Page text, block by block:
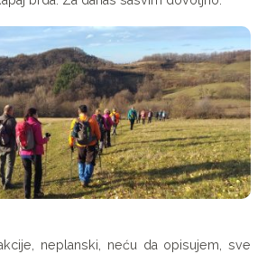
neplanski, neću da opisujem, sve